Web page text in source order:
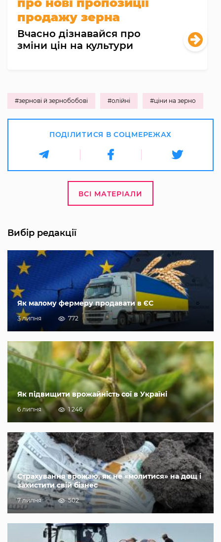
продажу зерна
Вчасно дізнавайся про
зміни цін на культури
#зернові й зернобобові #олійні #ціни на зерно
ПОДІЛИТИСЯ В СОЦМЕРЕЖАХ
ВСІ МАТЕРІАЛИ
Вибір редакції
Як малому фермеру продавати в ЄС
3 липня 772
Як підвищити врожайність сої в Україні
6 липня 1 246
Страхування врожаю, як не «молитися» на дощ і
захистити свій бізнес
7 липня 502